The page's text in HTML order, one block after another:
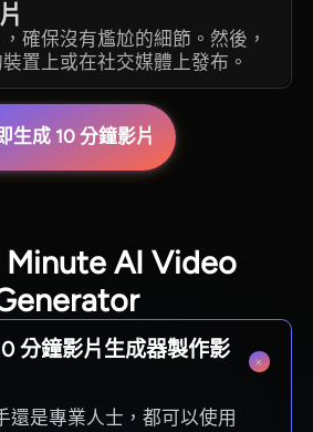
確保沒有尷尬的細節。然後，
置上或在社交媒體上發布。
生成 10 分鐘影片
Minute AI Video
分鐘影片生成器製作影
還是專業人士，都可以使用